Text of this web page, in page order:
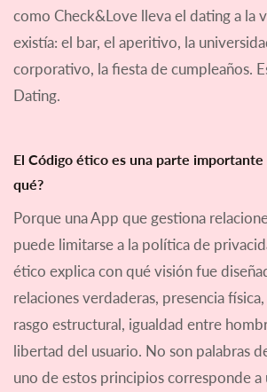
como Check&Love lleva el dating a la
existía: el bar, el aperitivo, la
corporativo, la fiesta de cumpleaños.
Dating.
El Código ético es una parte
qué?
Porque una App que gestiona
puede limitarse a la política de
ético explica con qué visión fue
relaciones verdaderas, presencia
rasgo estructural, igualdad entre
libertad del usuario. No son palabras
uno de estos principios corresponde a